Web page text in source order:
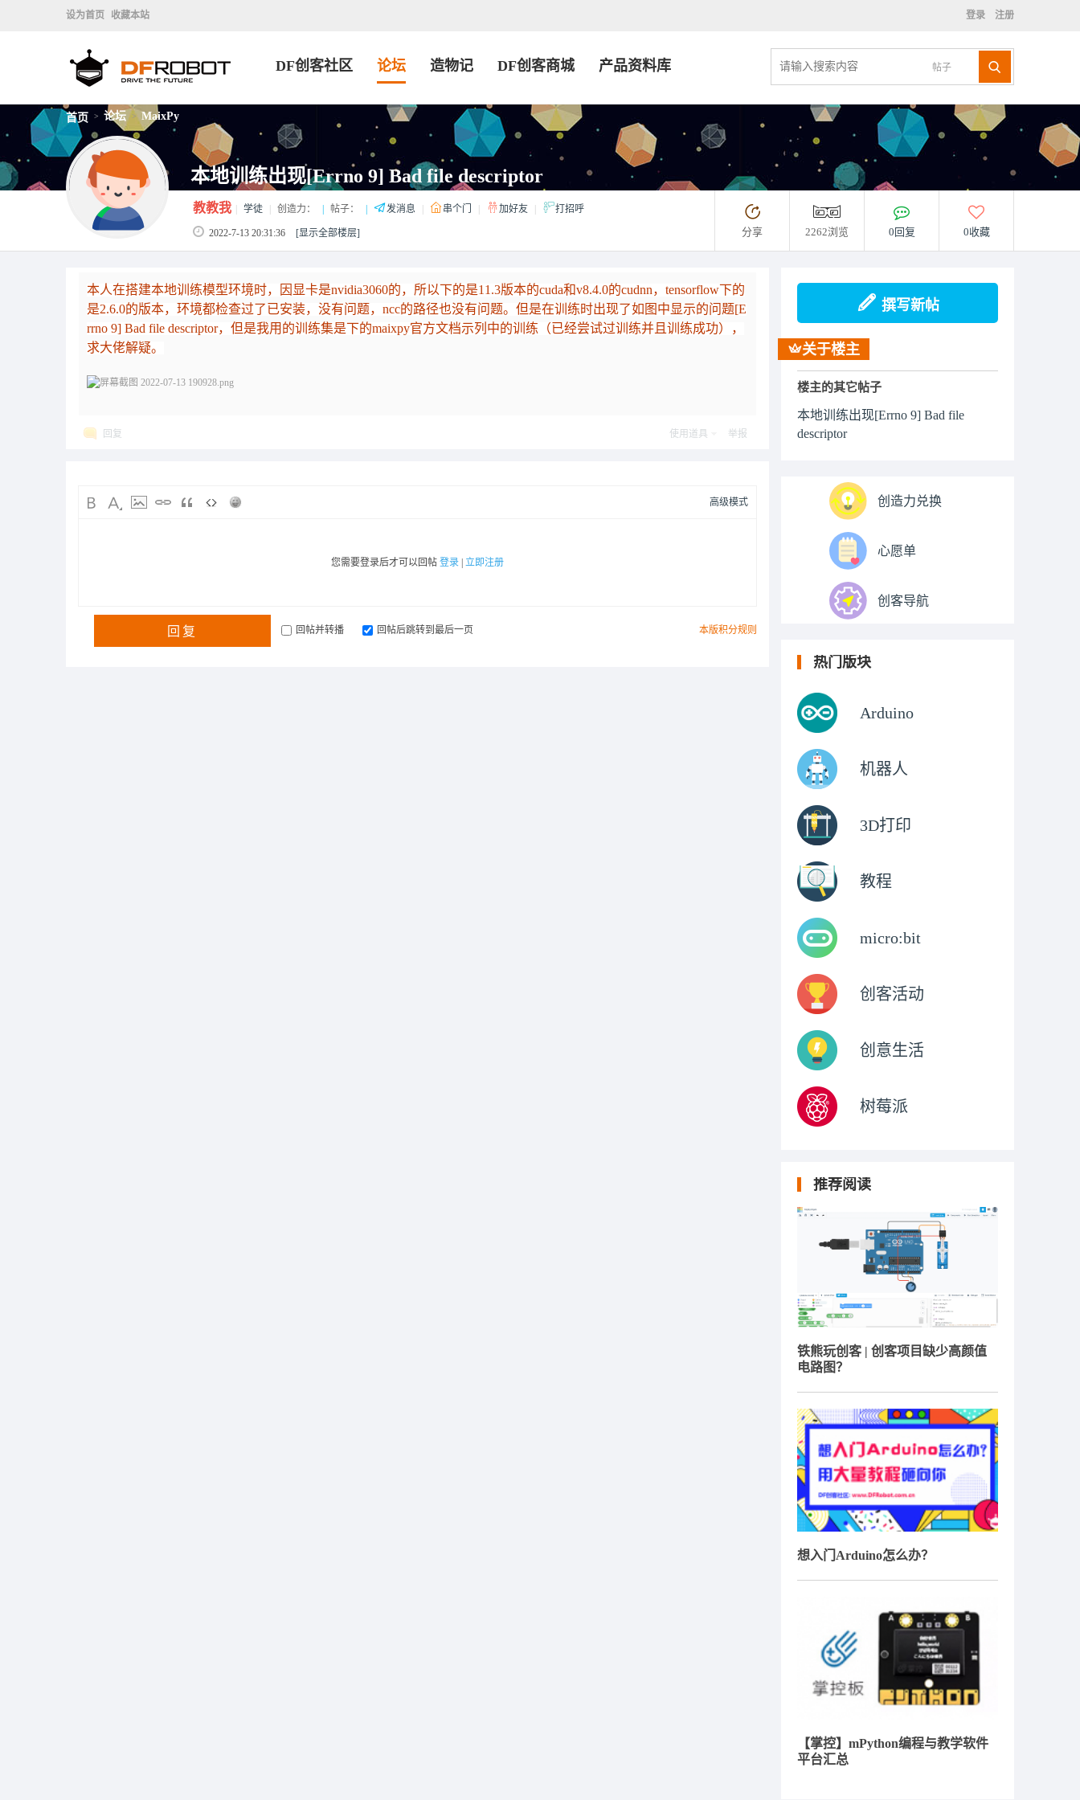
设为首页 收藏本站 登录 注册
帖子
DF创客社区 论坛 造物记 DF创客商城 产品资料库
首页 > 论坛 > MaixPy
本地训练出现[Errno 9] Bad file descriptor
教教我 学徒 创造力： 帖子： 发消息 串个门 加好友 打招呼
2022-7-13 20:31:36 [显示全部楼层] 分享 2262浏览 0回复 0收藏
本人在搭建本地训练模型环境时，因显卡是nvidia3060的，所以下的是11.3版本的cuda和v8.4.0的cudnn，tensorflow下的
是2.6.0的版本，环境都检查过了已安装，没有问题，ncc的路径也没有问题。但是在训练时出现了如图中显示的问题[E
rrno 9] Bad file descriptor，但是我用的训练集是下的maixpy官方文档示列中的训练（已经尝试过训练并且训练成功），
求大佬解疑。
回复 使用道具 举报
高级模式
您需要登录后才可以回帖 登录 立即注册
本版积分规则
回复 回帖并转播 回帖后跳转到最后一页
撰写新帖
关于楼主
楼主的其它帖子
本地训练出现[Errno 9] Bad file
descriptor
创造力兑换
心愿单
创客导航
热门版块
Arduino
机器人
3D打印
教程
micro:bit
创客活动
创意生活
树莓派
推荐阅读
铁熊玩创客 | 创客项目缺少高颜值
电路图？
想入门Arduino怎么办？
【掌控】mPython编程与教学软件
平台汇总